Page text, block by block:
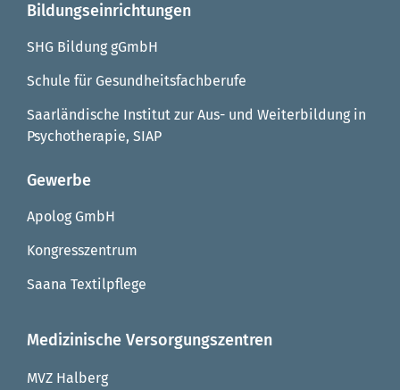
Bildungseinrichtungen
SHG Bildung gGmbH
Schule für Gesundheitsfachberufe
Saarländische Institut zur Aus- und Weiterbildung in
Psychotherapie, SIAP
Gewerbe
Apolog GmbH
Kongresszentrum
Saana Textilpflege
Medizinische Versorgungszentren
MVZ Halberg